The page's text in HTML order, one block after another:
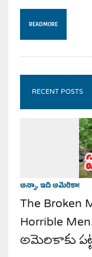
READ MORE
RECENT POSTS
అన్నా, ఇది అమెరికా!
The Broken
Horrible
అమెరికాకు